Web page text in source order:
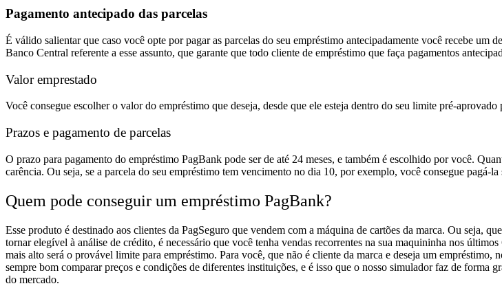
Pagamento antecipado das parcelas
É válido salientar que caso você opte por pagar as parcelas do seu empréstimo antecipadamente você recebe
Banco Central referente a esse assunto, que garante que todo cliente de empréstimo que faça pagamentos
Valor emprestado
Você consegue escolher o valor do empréstimo que deseja, desde que ele esteja dentro do seu limite pré-
Prazos e pagamento de parcelas
O prazo para pagamento do empréstimo PagBank pode ser de até 24 meses, e também é escolhido por você.
carência. Ou seja, se a parcela do seu empréstimo tem vencimento no dia 10, por exemplo, você consegue pagá-la
Quem pode conseguir um empréstimo PagBank?
Esse produto é destinado aos clientes da PagSeguro que vendem com a máquina de cartões da marca. Ou seja,
tornar elegível à análise de crédito, é necessário que você tenha vendas recorrentes na sua maquininha nos
mais alto será o provável limite para empréstimo. Para você, que não é cliente da marca e deseja um empréstimo,
sempre bom comparar preços e condições de diferentes instituições, e é isso que o nosso simulador faz de forma
do mercado.